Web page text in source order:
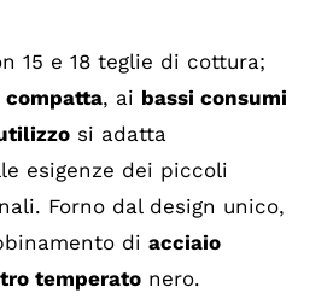
15 e 18 teglie di cottura;
compatta, ai bassi consumi
si adatta
esigenze dei piccoli
Forno dal design unico,
di acciaio
temperatonero.